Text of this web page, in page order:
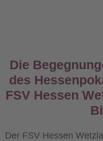
Die
des
FSV Hessen
Der FSV Hessen